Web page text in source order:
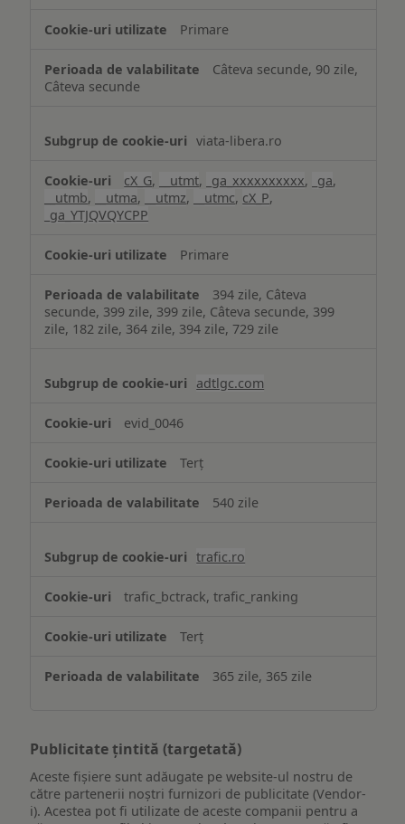
Primare
Câteva secunde, 90 zile,
Câteva secunde
viata-libera.ro
cX_G, __utmt, _ga_xxxxxxxxxx, _ga,
__utmb, __utma, __utmz, __utmc, cX_P,
_ga_YTJQVQYCPP
Primare
394 zile, Câteva
secunde, 399 zile, 399 zile, Câteva secunde, 399
zile, 182 zile, 364 zile, 394 zile, 729 zile
adtlgc.com
evid_0046
Terț
540 zile
trafic.ro
trafic_bctrack, trafic_ranking
Terț
365 zile, 365 zile
Publicitate țintită (targetată)
Aceste fișiere sunt adăugate pe website-ul nostru de
către partenerii noștri furnizori de publicitate (Vendor-
i). Acestea pot fi utilizate de aceste companii pentru a